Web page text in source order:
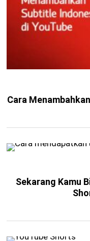
Cara
Sekarang Kamu